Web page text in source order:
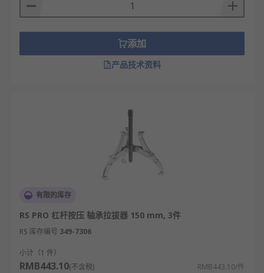
添加
产品技术资料
有限的库存
RS PRO 杠杆按压 轴承拉拔器 150 mm, 3件
RS 库存编号 349-7306
小计（1 件）
RMB443.10(不含税) RMB443.10/件